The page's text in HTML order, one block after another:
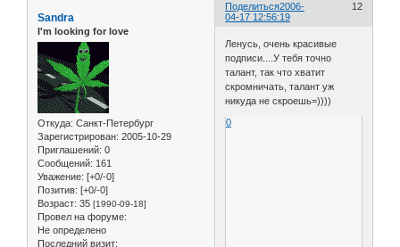
Поделиться 12
2006-
04-17 12:56:19
Sandra
I'm looking for love
Откуда: Санкт-Петербург
Зарегистрирован: 2005-10-29
Приглашений: 0
Сообщений: 161
Уважение: [+0/-0]
Позитив: [+0/-0]
Возраст: 35 [1990-09-18]
Провел на форуме:
Не определено
Последний визит:
Ленусь, очень красивые
подписи....У тебя точно
талант, так что хватит
скромничать, талант уж
никуда не скроешь=))))
0